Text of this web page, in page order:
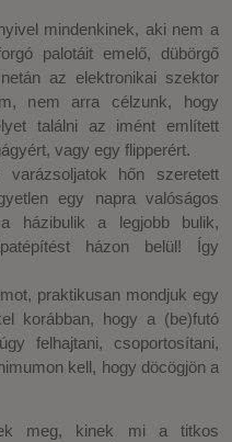
mindenkinek, aki nem a
palotáit emelő, dübörgő
az elektronikai szektor
nem arra célzunk, hogy
találni az imént említett
vagy egy flipperért.
hőn szeretett
egy napra valóságos
házibulik a legjobb bulik,
házon belül! Így
praktikusan mondjuk egy
korábban, hogy a (be)futó
felhajtani, csoportosítani,
kell, hogy döcögjön a
meg, kinek mi a titkos